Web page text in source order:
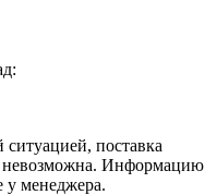
поставка
Информацию
у менеджера.